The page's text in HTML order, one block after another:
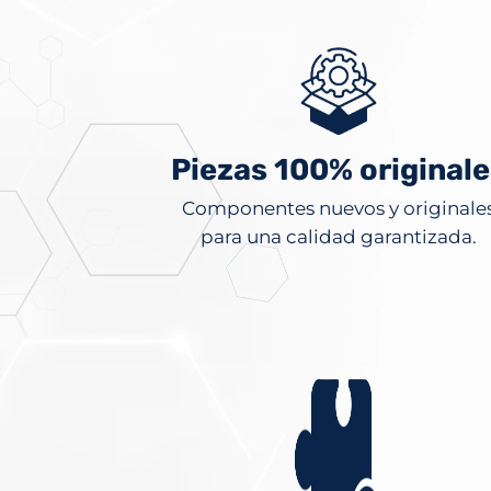
Piezas 100%
Componentes nuevos y
para una calidad garantizada.